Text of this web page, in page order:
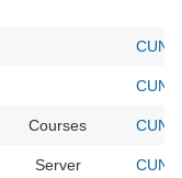
Courses
Server